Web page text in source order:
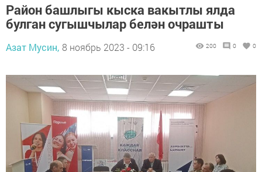
Район башлыгы кыска вакытлы ялда
булган сугышчылар белән очрашты
Азат Мусин, 8 ноябрь 2023 - 09:16 200 0 0